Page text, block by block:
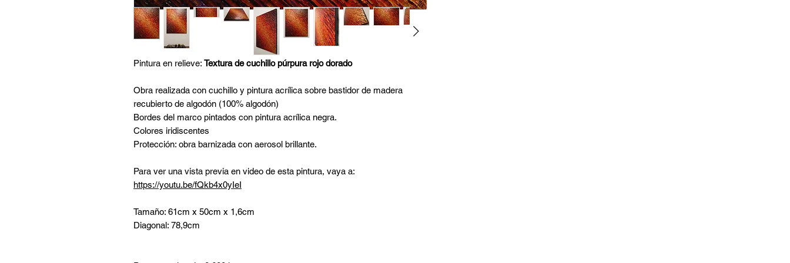
Pintura en relieve: Textura de cuchillo púrpura rojo dorado
Obra realizada con cuchillo y pintura acrílica sobre bastidor de madera
recubierto de algodón (100% algodón)
Bordes del marco pintados con pintura acrílica negra.
Colores iridiscentes
Protección: obra barnizada con aerosol brillante.
Para ver una vista previa en video de esta pintura, vaya a:
https://youtu.be/fQkb4x0yIeI
Tamaño: 61cm x 50cm x 1,6cm
Diagonal: 78,9cm